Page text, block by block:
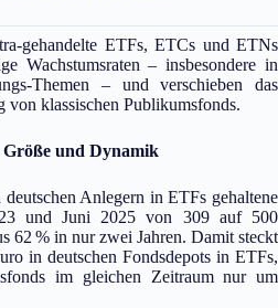
ETFs, ETCs und ETNs
Wachstumsraten – insbesondere in
– und verschieben das
klassischen Publikumsfonds.
und Dynamik
Anlegern in ETFs gehaltene
und Juni 2025 von 309 auf 500
62 % in nur zwei Jahren. Damit steckt
in deutschen Fondsdepots in ETFs,
im gleichen Zeitraum nur um